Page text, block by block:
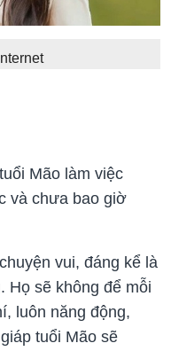
Mão làm việc
và chưa bao giờ
vui, đáng kể là
Họ sẽ không để mỗi
luôn năng động,
tuổi Mão sẽ